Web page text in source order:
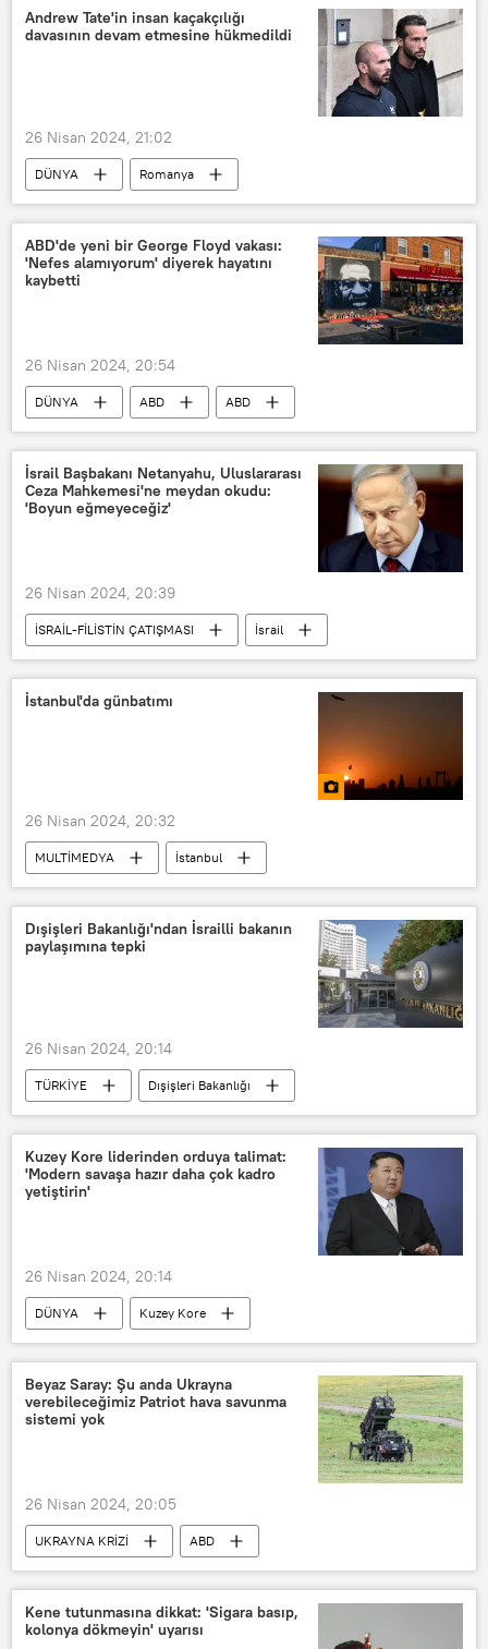
Karantina
Andrew Tate'in insan kaçakçılığı
davasının devam etmesine hükmedildi
26 Nisan 2024, 21:02
DÜNYA
Romanya
Andrew Tate
insan kaçakçılığı
Tecavüz
Yargılama
yeniden yargılama
ABD'de yeni bir George Floyd vakası:
'Nefes alamıyorum' diyerek hayatını
kaybetti
26 Nisan 2024, 20:54
DÜNYA ABD
ABD
Polis
Polis şiddeti
George Floyd
İsrail Başbakanı Netanyahu, Uluslararası
Ceza Mahkemesi'ne meydan okudu:
'Boyun eğmeyeceğiz'
26 Nisan 2024, 20:39
İSRAİL-FİLİSTİN ÇATIŞMASI
İsrail
Benyamin Netanyahu
İsrail-Filistin
İsrail-Filistin sorunu
İstanbul'da günbatımı
26 Nisan 2024, 20:32
MULTİMEDYA
İstanbul
Günbatımı
Maslak
FOTOĞRAF
Dışişleri Bakanlığı'ndan İsrailli bakanın
paylaşımına tepki
26 Nisan 2024, 20:14
TÜRKİYE
Dışişleri Bakanlığı
İsrail-Filistin
İsrail
Türkiye
Yisrael Katz
Kuzey Kore liderinden orduya talimat:
'Modern savaşa hazır daha çok kadro
yetiştirin'
26 Nisan 2024, 20:14
DÜNYA
Kuzey Kore
Kuzey Kore lideri Kim Jong Un
Kuzey Kore İşçi Partisi
Kim Jong-un
Ordu
akademi
Beyaz Saray: Şu anda Ukrayna
verebileceğimiz Patriot hava savunma
sistemi yok
26 Nisan 2024, 20:05
UKRAYNA KRİZİ
ABD
Ukrayna
Patriot
MSNBC
Beyaz Saray
Jake Sullivan
Kene tutunmasına dikkat: 'Sigara basıp,
kolonya dökmeyin' uyarısı